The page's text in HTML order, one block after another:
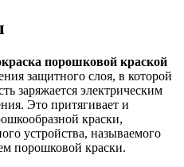
порошковой краской
защитного слоя, в которой
заряжается электрическим
Это притягивает и
краски,
устройства, называемого
порошковой краски.